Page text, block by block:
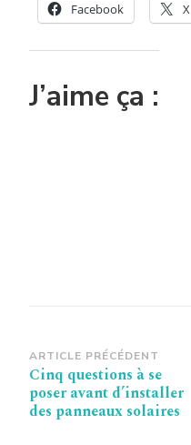
Facebook X
J’aime ça :
Navigation
d’article
ARTICLE PRÉCÉDENT
Cinq questions à se
poser avant d’installer
des panneaux solaires